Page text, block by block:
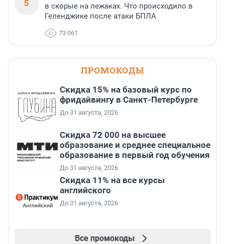
5
в скорые на лежаках. Что происходило в
Геленджике после атаки БПЛА
73 061
ПРОМОКОДЫ
Скидка 15% на базовый курс по
фридайвингу в Санкт-Петербурге
До 31 августа, 2026
Скидка 72 000 на высшее
образование и среднее специальное
образование в первый год обучения
До 31 августа, 2026
Скидка 11% на все курсы
английского
До 31 августа, 2026
Все промокоды